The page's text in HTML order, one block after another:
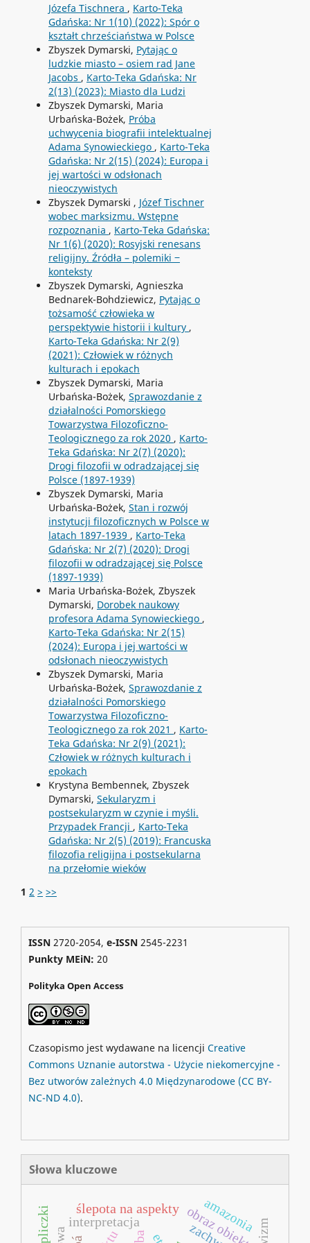
Józefa Tischnera , Karto-Teka
Gdańska: Nr 1(10) (2022): Spór o
kształt chrześciaństwa w Polsce
Zbyszek Dymarski, Pytając o
ludzkie miasto – osiem rad Jane
Jacobs , Karto-Teka Gdańska: Nr
2(13) (2023): Miasto dla Ludzi
Zbyszek Dymarski, Maria
Urbańska-Bożek, Próba
uchwycenia biografii intelektualnej
Adama Synowieckiego , Karto-Teka
Gdańska: Nr 2(15) (2024): Europa i
jej wartości w odsłonach
nieoczywistych
Zbyszek Dymarski , Józef Tischner
wobec marksizmu. Wstępne
rozpoznania , Karto-Teka Gdańska:
Nr 1(6) (2020): Rosyjski renesans
religijny. Źródła – polemiki ‒
konteksty
Zbyszek Dymarski, Agnieszka
Bednarek-Bohdziewicz, Pytając o
tożsamość człowieka w
perspektywie historii i kultury ,
Karto-Teka Gdańska: Nr 2(9)
(2021): Człowiek w różnych
kulturach i epokach
Zbyszek Dymarski, Maria
Urbańska-Bożek, Sprawozdanie z
działalności Pomorskiego
Towarzystwa Filozoficzno-
Teologicznego za rok 2020 , Karto-
Teka Gdańska: Nr 2(7) (2020):
Drogi filozofii w odradzającej się
Polsce (1897-1939)
Zbyszek Dymarski, Maria
Urbańska-Bożek, Stan i rozwój
instytucji filozoficznych w Polsce w
latach 1897-1939 , Karto-Teka
Gdańska: Nr 2(7) (2020): Drogi
filozofii w odradzającej się Polsce
(1897-1939)
Maria Urbańska-Bożek, Zbyszek
Dymarski, Dorobek naukowy
profesora Adama Synowieckiego ,
Karto-Teka Gdańska: Nr 2(15)
(2024): Europa i jej wartości w
odsłonach nieoczywistych
Zbyszek Dymarski, Maria
Urbańska-Bożek, Sprawozdanie z
działalności Pomorskiego
Towarzystwa Filozoficzno-
Teologicznego za rok 2021 , Karto-
Teka Gdańska: Nr 2(9) (2021):
Człowiek w różnych kulturach i
epokach
Krystyna Bembennek, Zbyszek
Dymarski, Sekularyzm i
postsekularyzm w czynie i myśli.
Przypadek Francji , Karto-Teka
Gdańska: Nr 2(5) (2019): Francuska
filozofia religijna i postsekularna
na przełomie wieków
1 2 > >>
ISSN2720-2054, e-ISSN2545-2231
Punkty MEiN: 20
Polityka Open Access
Czasopismo jest wydawane na licencji Creative
Commons Uznanie autorstwa - Użycie niekomercyjne -
Bez utworów zależnych 4.0 Międzynarodowe (CC BY-
NC-ND 4.0).
Słowa kluczowe
obraz obiektu
interpretacja
ślepota na aspekty amazonia
kapliczki